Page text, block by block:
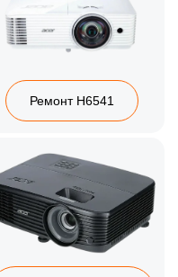
Ремонт H6541